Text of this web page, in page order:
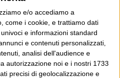
e/o accediamo a
come i cookie, e trattiamo dati
e informazioni standard
e contenuti personalizzati,
analisi dell'audience e
autorizzazione noi e i nostri 1733
precisi di geolocalizzazione e